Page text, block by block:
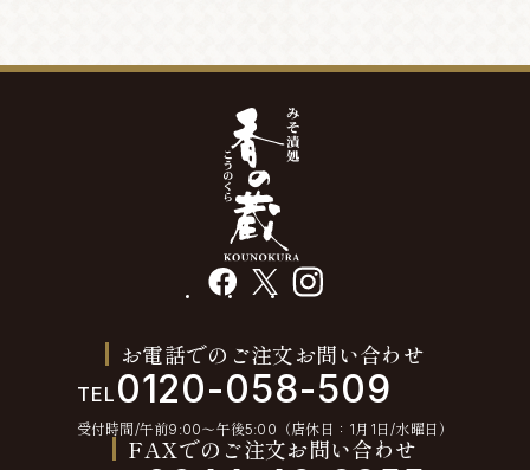
facebook instagram
お電話でのご注文お問い合わせ
TEL 0120-058-509
受付時間/午前9:00〜午後5:00（店休日：1月1日/水曜日）
FAXでのご注文お問い合わせ